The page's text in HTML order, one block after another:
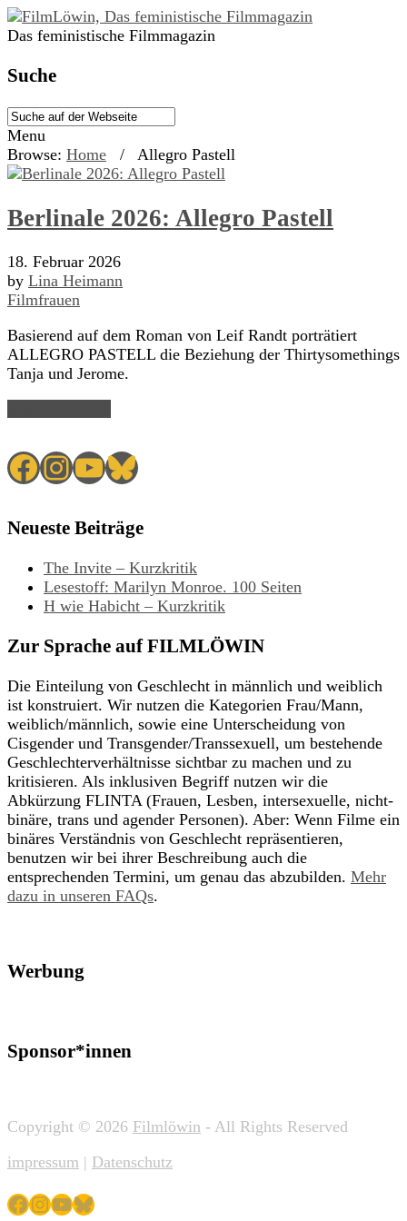
Das feministische Filmmagazin
Suche
Menu
Browse: Home / Allegro Pastell
Berlinale 2026: Allegro Pastell
18. Februar 2026
by Lina Heimann
Filmfrauen
Basierend auf dem Roman von Leif Randt porträtiert
ALLEGRO PASTELL die Beziehung der Thirtysomethings
Tanja und Jerome.
Facebook
Instagram
YouTube
Bluesky
Neueste Beiträge
The Invite – Kurzkritik
Lesestoff: Marilyn Monroe. 100 Seiten
H wie Habicht – Kurzkritik
Zur Sprache auf FILMLÖWIN
Die Einteilung von Geschlecht in männlich und weiblich
ist konstruiert. Wir nutzen die Kategorien Frau/Mann,
weiblich/männlich, sowie eine Unterscheidung von
Cisgender und Transgender/Transsexuell, um bestehende
Geschlechterverhältnisse sichtbar zu machen und zu
kritisieren. Als inklusiven Begriff nutzen wir die
Abkürzung FLINTA (Frauen, Lesben, intersexuelle, nicht-
binäre, trans und agender Personen). Aber: Wenn Filme ein
binäres Verständnis von Geschlecht repräsentieren,
benutzen wir bei ihrer Beschreibung auch die
entsprechenden Termini, um genau das abzubilden. Mehr
dazu in unseren FAQs.
Werbung
Sponsor*innen
Copyright © 2026 Filmlöwin - All Rights Reserved
impressum | Datenschutz
Facebook
Instagram
YouTube
Bluesky